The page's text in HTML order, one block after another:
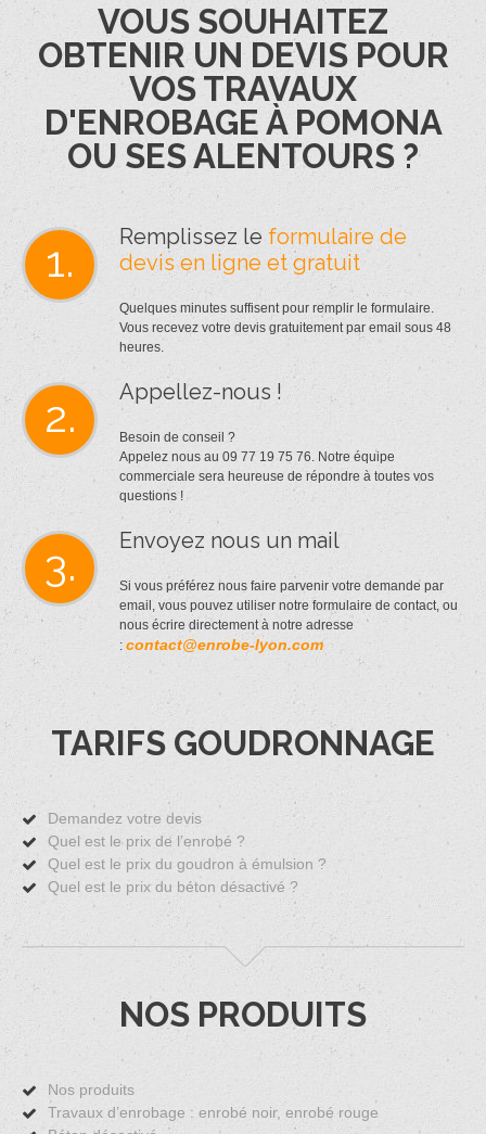
VOUS SOUHAITEZ
OBTENIR UN DEVIS POUR
VOS TRAVAUX
D'ENROBAGE À POMONA
OU SES ALENTOURS ?
1. Remplissez le formulaire de
devis en ligne et gratuit
Quelques minutes suffisent pour remplir le formulaire.
Vous recevez votre devis gratuitement par email sous 48
heures.
2. Appellez-nous !
Besoin de conseil ?
Appelez nous au 09 77 19 75 76. Notre équipe
commerciale sera heureuse de répondre à toutes vos
questions !
3. Envoyez nous un mail
Si vous préférez nous faire parvenir votre demande par
email, vous pouvez utiliser notre formulaire de contact, ou
nous écrire directement à notre adresse
: contact@enrobe-lyon.com
TARIFS GOUDRONNAGE
Demandez votre devis
Quel est le prix de l’enrobé ?
Quel est le prix du goudron à émulsion ?
Quel est le prix du béton désactivé ?
NOS PRODUITS
Nos produits
Travaux d’enrobage : enrobé noir, enrobé rouge